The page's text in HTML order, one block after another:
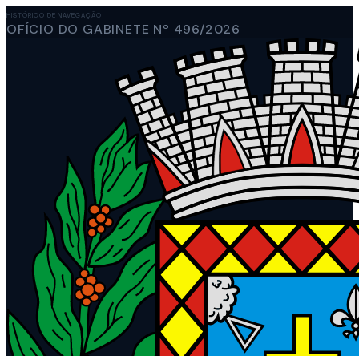
HISTÓRICO DE NAVEGAÇÃO
OFÍCIO DO GABINETE Nº 496/2026